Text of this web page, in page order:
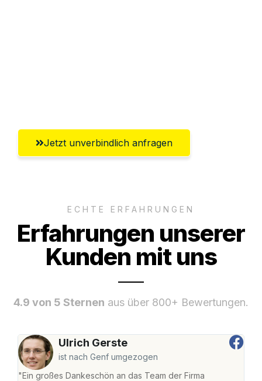
Jetzt unverbindlich anfragen
ECHTE ERFAHRUNGEN
Erfahrungen unserer
Kunden mit uns
4.9 von 5 Sternen aus über 800+ Bewertungen.
Ulrich Gerste
ist nach Genf umgezogen
"Ein großes Dankeschön an das Team der Firma